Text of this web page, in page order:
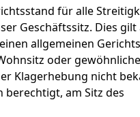
für alle
Geschäftssitz. Dies gilt
allgemeinen
oder
Klagerhebung nicht
berechtigt, am Sitz des